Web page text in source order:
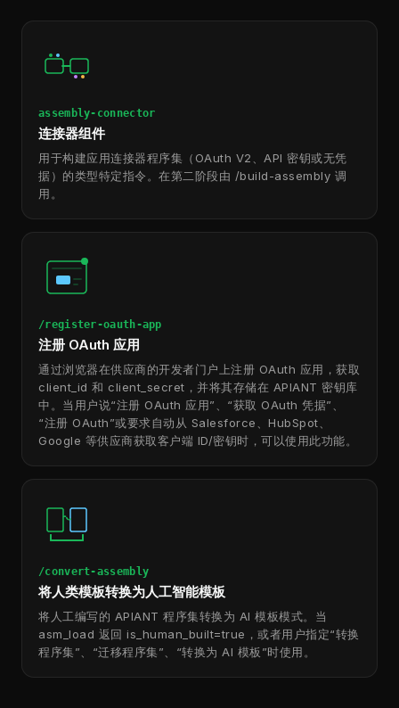
assembly-connector
连接器组件
用于构建应用连接器程序集（OAuth V2、API 密钥或无凭
据）的类型特定指令。在第二阶段由 /build-assembly 调
用。
/register-oauth-app
注册 OAuth 应用
通过浏览器在供应商的开发者门户上注册 OAuth 应用，获取
client_id 和 client_secret，并将其存储在 APIANT 密钥库
中。当用户说“注册 OAuth 应用”、“获取 OAuth 凭据”、
“注册 OAuth”或要求自动从 Salesforce、HubSpot、
Google 等供应商获取客户端 ID/密钥时，可以使用此功能。
/convert-assembly
将人类模板转换为人工智能模板
将人工编写的 APIANT 程序集转换为 AI 模板模式。当
asm_load 返回 is_human_built=true，或者用户指定“转换
程序集”、“迁移程序集”、“转换为 AI 模板”时使用。